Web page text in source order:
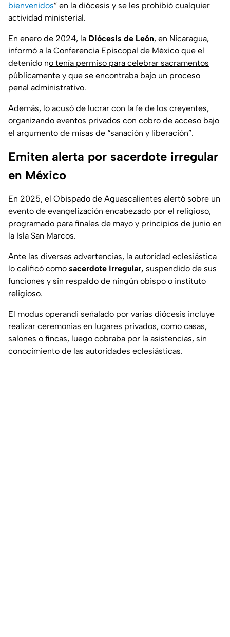
bienvenidos” en la diócesis y se les prohibió cualquier
actividad ministerial.
En enero de 2024, la Diócesis de León, en Nicaragua,
informó a la Conferencia Episcopal de México que el
detenido no tenía permiso para celebrar sacramentos
públicamente y que se encontraba bajo un proceso
penal administrativo.
Además, lo acusó de lucrar con la fe de los creyentes,
organizando eventos privados con cobro de acceso bajo
el argumento de misas de “sanación y liberación”.
Emiten alerta por sacerdote irregular
en México
En 2025, el Obispado de Aguascalientes alertó sobre un
evento de evangelización encabezado por el religioso,
programado para finales de mayo y principios de junio en
la Isla San Marcos.
Ante las diversas advertencias, la autoridad eclesiástica
lo calificó como sacerdote irregular, suspendido de sus
funciones y sin respaldo de ningún obispo o instituto
religioso.
El modus operandi señalado por varias diócesis incluye
realizar ceremonias en lugares privados, como casas,
salones o fincas, luego cobraba por la asistencias, sin
conocimiento de las autoridades eclesiásticas.